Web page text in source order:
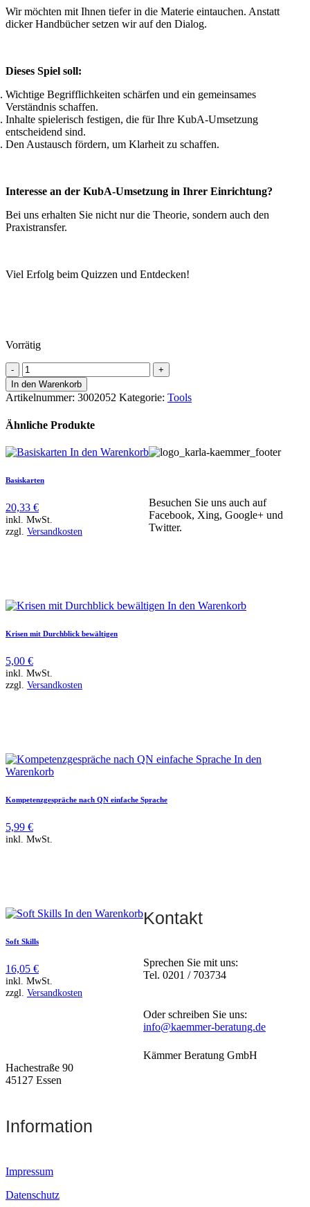
Wir möchten mit Ihnen tiefer in die Materie eintauchen. Anstatt
dicker Handbücher setzen wir auf den Dialog.
Dieses Spiel soll:
Wichtige Begrifflichkeiten schärfen und ein gemeinsames
Verständnis schaffen.
Inhalte spielerisch festigen, die für Ihre KubA-Umsetzung
entscheidend sind.
Den Austausch fördern, um Klarheit zu schaffen.
Interesse an der KubA-Umsetzung in Ihrer Einrichtung?
Bei uns erhalten Sie nicht nur die Theorie, sondern auch den
Praxistransfer.
Viel Erfolg beim Quizzen und Entdecken!
Vorrätig
KubA
Challenge
Menge
In den Warenkorb
Artikelnummer: 3002052 Kategorie: Tools
Ähnliche Produkte
In den Warenkorb
Basiskarten
20,33 €
inkl. MwSt.
zzgl. Versandkosten
In den Warenkorb
Krisen mit Durchblick bewältigen
5,00 €
inkl. MwSt.
zzgl. Versandkosten
In den
Warenkorb
Kompetenzgespräche nach QN einfache Sprache
5,99 €
inkl. MwSt.
In den Warenkorb
Soft Skills
16,05 €
inkl. MwSt.
zzgl. Versandkosten
Besuchen Sie uns auch auf
Facebook, Xing, Google+ und
Twitter.
Kontakt
Sprechen Sie mit uns:
Tel. 0201 / 703734
Oder schreiben Sie uns:
info@kaemmer-beratung.de
Kämmer Beratung GmbH
Hachestraße 90
45127 Essen
Information
Impressum
Datenschutz